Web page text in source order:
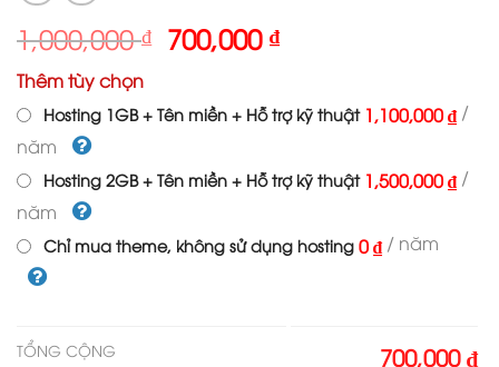
1,000,000₫ Giá
gốc
1,000,000 ₫.
700,000₫Giá
là:
Thêm tùy chọn
Hosting 1GB + Tên miền + Hỗ trợ kỹ thuật 1,100,000 ₫ /
năm
Hosting 2GB + Tên miền + Hỗ trợ kỹ thuật 1,500,000 ₫ /
năm
Chỉ mua theme, không sử dụng hosting 0 ₫ / năm
TỔNG CỘNG 700,000 ₫